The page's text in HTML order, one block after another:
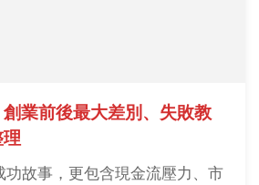
業前後最大差別、失敗教
故事，更包含現金流壓力、市